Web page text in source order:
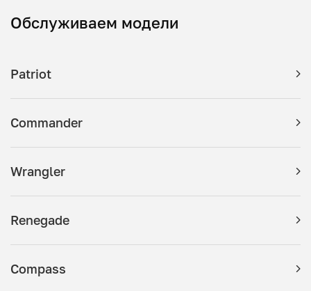
Обслуживаем модели
Patriot
Commander
Wrangler
Renegade
Compass